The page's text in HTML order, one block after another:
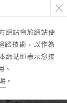
網站會於網站使
蹤技術，以作為
網站即表示您接
。
。